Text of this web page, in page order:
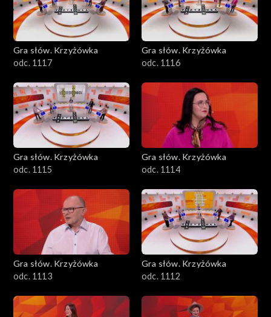
Gra słów. Krzyżówka
odc. 1117
Gra słów. Krzyżówka
odc. 1116
Gra słów. Krzyżówka
odc. 1115
Gra słów. Krzyżówka
odc. 1114
Gra słów. Krzyżówka
odc. 1113
Gra słów. Krzyżówka
odc. 1112